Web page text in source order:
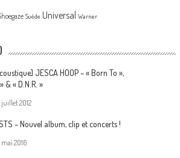
Suède Universal Warner
JESCA HOOP – « Born To »,
& « D.N.R. »
juillet 2012
– Nouvel album, clip et concerts !
mai 2016